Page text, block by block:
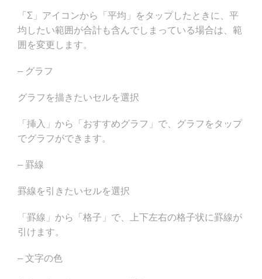
「Σ」アイコンから「平均」をタップしたときに、平
均したい範囲が合計も含んでしまっている場合は、範
囲を変更します。
– グラフ
グラフを描きたいセルを選択
「挿入」から「おすすめグラフ」で、グラフをタップ
でグラフができます。
– 罫線
罫線を引きたいセルを選択
「罫線」から「格子」で、上下左右の格子状に罫線が
引けます。
– 文字の色